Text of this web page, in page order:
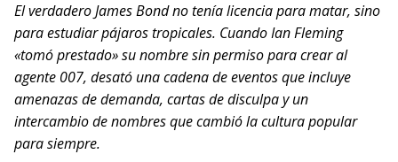
El verdadero James Bond no tenía licencia para matar, sino
para estudiar pájaros tropicales. Cuando Ian Fleming
«tomó prestado» su nombre sin permiso para crear al
agente 007, desató una cadena de eventos que incluye
amenazas de demanda, cartas de disculpa y un
intercambio de nombres que cambió la cultura popular
para siempre.